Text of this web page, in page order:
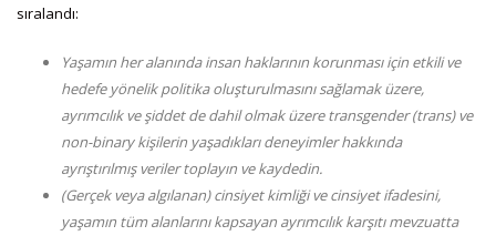
sıralandı:
Yaşamın her alanında insan haklarının korunması için etkili ve
hedefe yönelik politika oluşturulmasını sağlamak üzere,
ayrımcılık ve şiddet de dahil olmak üzere transgender (trans) ve
non-binary kişilerin yaşadıkları deneyimler hakkında
ayrıştırılmış veriler toplayın ve kaydedin.
(Gerçek veya algılanan) cinsiyet kimliği ve cinsiyet ifadesini,
yaşamın tüm alanlarını kapsayan ayrımcılık karşıtı mevzuatta